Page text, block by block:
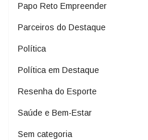
Papo Reto Empreender
Parceiros do Destaque
Política
Política em Destaque
Resenha do Esporte
Saúde e Bem-Estar
Sem categoria